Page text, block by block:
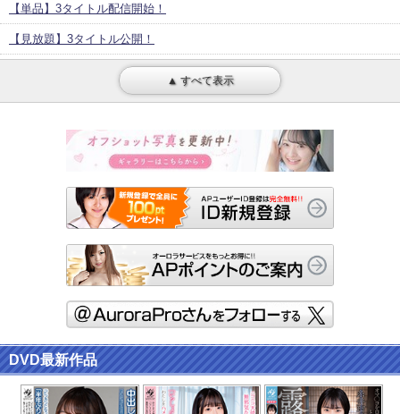
【単品】3タイトル配信開始！
【見放題】3タイトル公開！
▲ すべて表示
DVD最新作品